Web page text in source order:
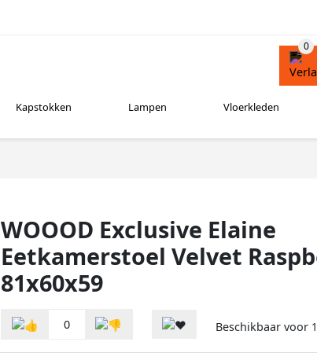
Kapstokken Lampen Vloerkleden
WOOOD Exclusive Elaine
Eetkamerstoel Velvet
81x60x59
0 Beschikbaar voor